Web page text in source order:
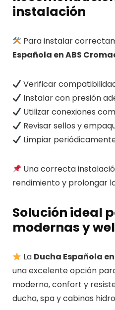
instalación
Para instalar
Española en ABS
Verificar
Instalar con presión
Utilizar conexiones
Revisar sellos y
Limpiar
Una correcta
rendimiento y prolongar
Solución ideal
modernas y
La Ducha Española
una excelente opción
moderno, confort y
ducha, spa y cabinas